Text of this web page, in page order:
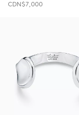
CDN$7,000